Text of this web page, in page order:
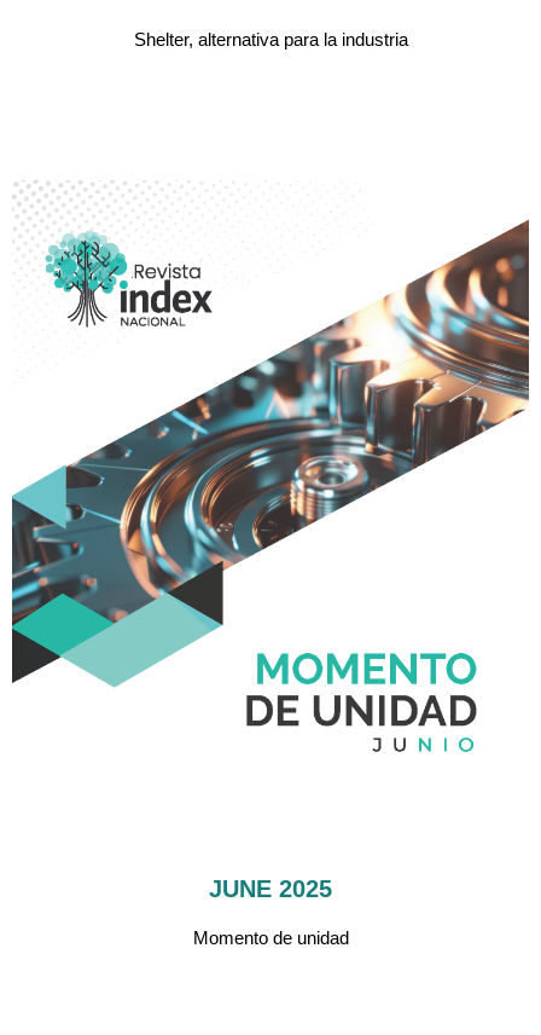
Shelter, alternativa para la industria
JUNE 2025
Momento de unidad